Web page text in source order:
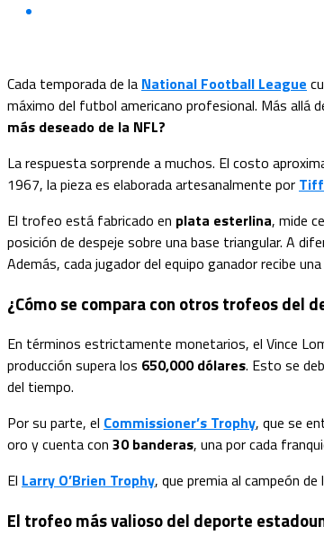
Cada temporada de la National Football League
máximo del futbol americano profesional. Más allá
más deseado de la NFL?
La respuesta sorprende a muchos. El costo
1967, la pieza es elaborada artesanalmente por
El trofeo está fabricado en plata esterlina, mide
posición de despeje sobre una base triangular. A
Además, cada jugador del equipo ganador recibe una
¿Cómo se compara con otros trofeos del
En términos estrictamente monetarios, el Vince
producción supera los 650,000 dólares. Esto se
del tiempo.
Por su parte, el Commissioner’s Trophy, que se
oro y cuenta con 30 banderas, una por cada
El Larry O’Brien Trophy, que premia al campeón
El trofeo más valioso del deporte